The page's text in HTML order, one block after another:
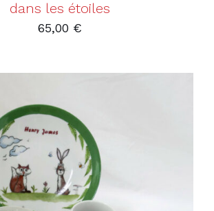
dans les étoiles
65,00 €
AU PANIER / DÉTAILS